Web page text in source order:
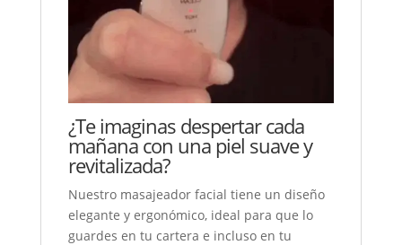
¿Te imaginas despertar cada
mañana con una piel suave y
revitalizada?
Nuestro masajeador facial tiene un diseño
elegante y ergonómico, ideal para que lo
guardes en tu cartera e incluso en tu